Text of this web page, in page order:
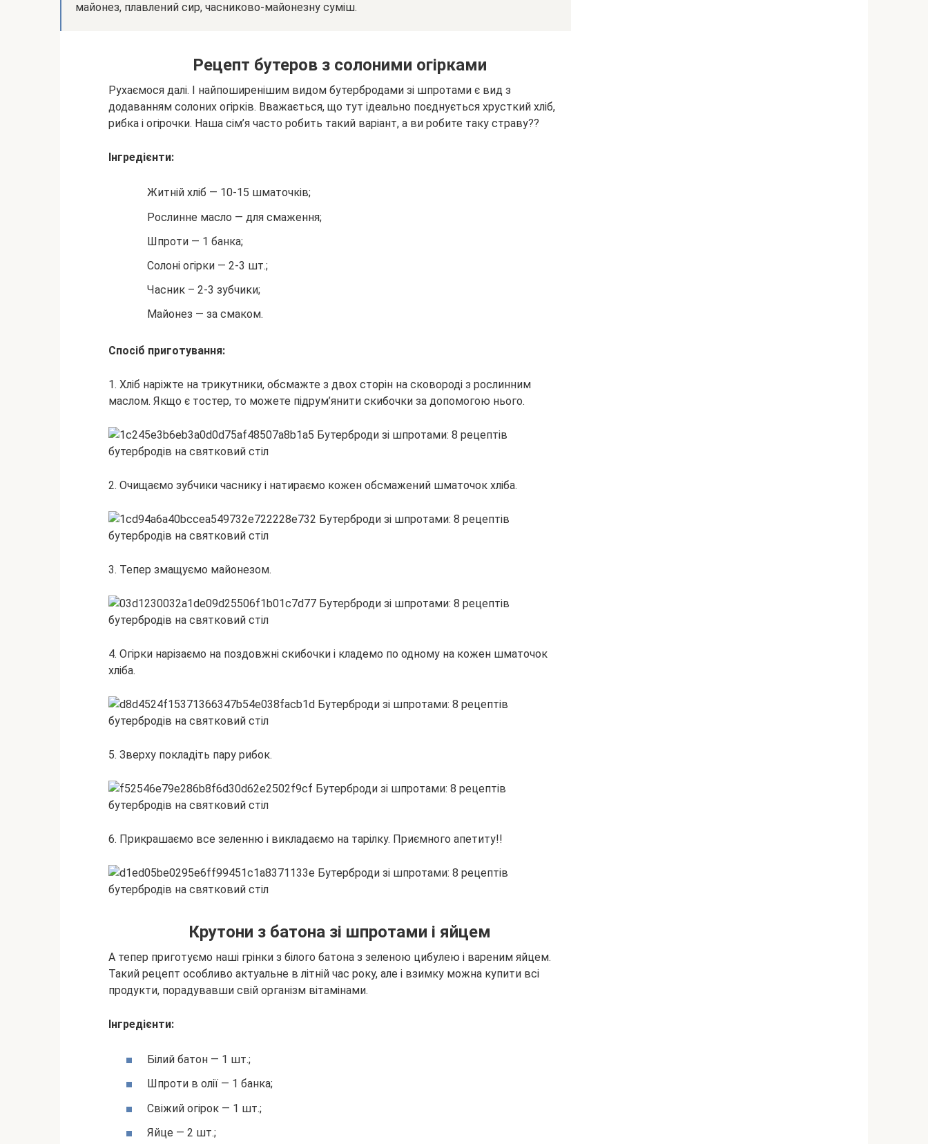
майонез, плавлений сир, часниково-майонезну суміш.
Рецепт бутеров з солоними огірками
Рухаємося далі. І найпоширенішим видом бутербродами зі шпротами є вид з
додаванням солоних огірків. Вважається, що тут ідеально поєднується хрусткий хліб,
рибка і огірочки. Наша сім’я часто робить такий варіант, а ви робите таку страву??
Інгредієнти:
Житній хліб — 10-15 шматочків;
Рослинне масло — для смаження;
Шпроти — 1 банка;
Солоні огірки — 2-3 шт.;
Часник – 2-3 зубчики;
Майонез — за смаком.
Спосіб приготування:
1. Хліб наріжте на трикутники, обсмажте з двох сторін на сковороді з рослинним
маслом. Якщо є тостер, то можете підрум’янити скибочки за допомогою нього.
2. Очищаємо зубчики часнику і натираємо кожен обсмажений шматочок хліба.
3. Тепер змащуємо майонезом.
4. Огірки нарізаємо на поздовжні скибочки і кладемо по одному на кожен шматочок
хліба.
5. Зверху покладіть пару рибок.
6. Прикрашаємо все зеленню і викладаємо на тарілку. Приємного апетиту!!
Крутони з батона зі шпротами і яйцем
А тепер приготуємо наші грінки з білого батона з зеленою цибулею і вареним яйцем.
Такий рецепт особливо актуальне в літній час року, але і взимку можна купити всі
продукти, порадувавши свій організм вітамінами.
Інгредієнти:
Білий батон — 1 шт.;
Шпроти в олії — 1 банка;
Свіжий огірок — 1 шт.;
Яйце — 2 шт.;